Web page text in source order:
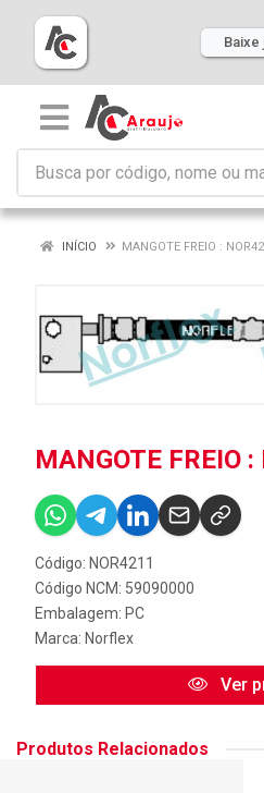
Baixe
INÍCIO MANGOTE FREIO :
MANGOTE FREIO :
Código: NOR4211
Código NCM: 59090000
Embalagem: PC
Marca: Norflex
Ver
Produtos Relacionados